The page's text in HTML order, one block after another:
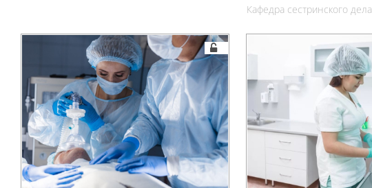
Кафедра сестринского дела